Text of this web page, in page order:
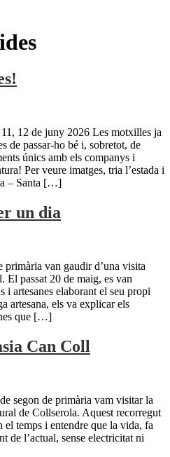
12 de juny 2026 Les motxilles ja
de passar-ho bé i, sobretot, de
únics amb els companys i
Per veure imatges, tria l’estada i
– Santa […]
un dia
primària van gaudir d’una visita
El passat 20 de maig, es van
i artesanes elaborant el seu propi
artesana, els va explicar els
que […]
Can Coll
segon de primària vam visitar la
de Collserola. Aquest recorregut
el temps i entendre que la vida, fa
de l’actual, sense electricitat ni